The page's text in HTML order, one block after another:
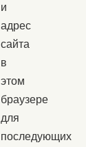
и
адрес
сайта
в
этом
браузере
для
последующих